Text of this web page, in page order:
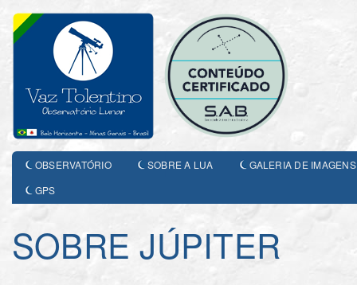
OBSERVATÓRIO SOBRE A LUA
GALERIA DE IMAGENS
GPS
SOBRE JÚPITER